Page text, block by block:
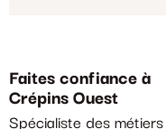
Faites confiance à
Crépins Ouest
Spécialiste des